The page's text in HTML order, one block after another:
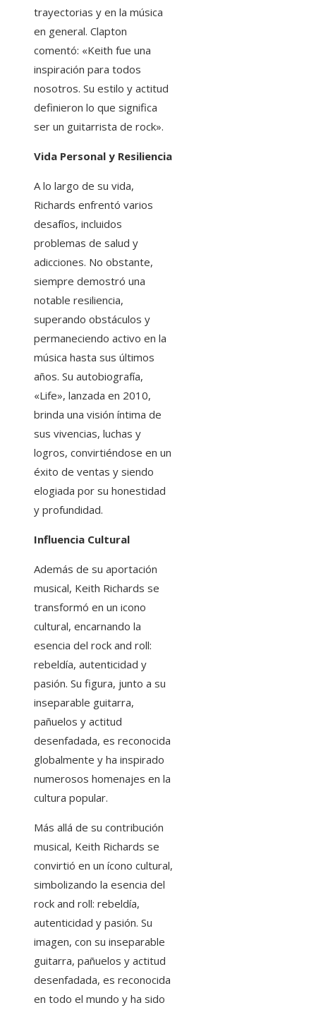
trayectorias y en la música
en general. Clapton
comentó: «Keith fue una
inspiración para todos
nosotros. Su estilo y actitud
definieron lo que significa
ser un guitarrista de rock».
Vida Personal y Resiliencia
A lo largo de su vida,
Richards enfrentó varios
desafíos, incluidos
problemas de salud y
adicciones. No obstante,
siempre demostró una
notable resiliencia,
superando obstáculos y
permaneciendo activo en la
música hasta sus últimos
años. Su autobiografía,
«Life», lanzada en 2010,
brinda una visión íntima de
sus vivencias, luchas y
logros, convirtiéndose en un
éxito de ventas y siendo
elogiada por su honestidad
y profundidad.
Influencia Cultural
Además de su aportación
musical, Keith Richards se
transformó en un icono
cultural, encarnando la
esencia del rock and roll:
rebeldía, autenticidad y
pasión. Su figura, junto a su
inseparable guitarra,
pañuelos y actitud
desenfadada, es reconocida
globalmente y ha inspirado
numerosos homenajes en la
cultura popular.
Más allá de su contribución
musical, Keith Richards se
convirtió en un ícono cultural,
simbolizando la esencia del
rock and roll: rebeldía,
autenticidad y pasión. Su
imagen, con su inseparable
guitarra, pañuelos y actitud
desenfadada, es reconocida
en todo el mundo y ha sido